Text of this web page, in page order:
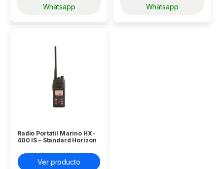
Whatsapp
Whatsapp
Radio Portátil Marino HX-
400 IS – Standard Horizon
Ver producto